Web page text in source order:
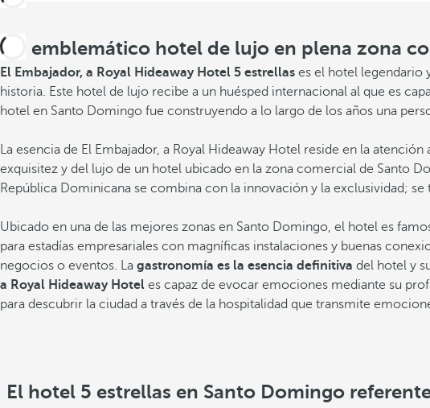
Compartir
Un emblemático hotel de lujo en plena zona
El Embajador, a Royal Hideaway Hotel 5 estrellas es el hotel legendario
historia. Este hotel de lujo recibe a un huésped internacional al que es
hotel en Santo Domingo fue construyendo a lo largo de los años una
La esencia de El Embajador, a Royal Hideaway Hotel reside en la atención
exquisitez y del lujo de un hotel ubicado en la zona comercial de Santo
República Dominicana se combina con la innovación y la exclusividad;
Ubicado en una de las mejores zonas en Santo Domingo, el hotel es
para estadías empresariales con magníficas instalaciones y buenas
negocios o eventos. La gastronomía es la esencia definitiva del hotel y
a Royal Hideaway Hotel es capaz de evocar emociones mediante su
para descubrir la ciudad a través de la hospitalidad que transmite
El hotel 5 estrellas en Santo Domingo